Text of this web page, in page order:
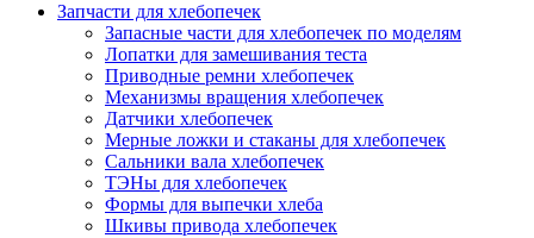
Запчасти для хлебопечек
Запасные части для хлебопечек по моделям
Лопатки для замешивания теста
Приводные ремни хлебопечек
Механизмы вращения хлебопечек
Датчики хлебопечек
Мерные ложки и стаканы для хлебопечек
Сальники вала хлебопечек
ТЭНы для хлебопечек
Формы для выпечки хлеба
Шкивы привода хлебопечек